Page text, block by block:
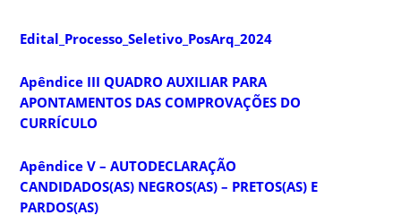
Edital_Processo_Seletivo_PosArq_2024
Apêndice III QUADRO AUXILIAR PARA
APONTAMENTOS DAS COMPROVAÇÕES DO
CURRÍCULO
Apêndice V – AUTODECLARAÇÃO
CANDIDADOS(AS) NEGROS(AS) – PRETOS(AS) E
PARDOS(AS)